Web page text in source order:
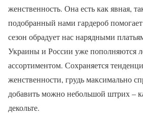
женственность. Она есть как явная,
подобранный нами гардероб
сезон обрадует нас нарядными
Украины и России уже пополняются
ассортиментом. Сохраняется
женственности, грудь максимально
добавить можно небольшой штрих –
декольте.